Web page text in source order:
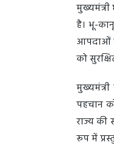
है। भू-
आपदाओं
को
पहचान
राज्य की
रूप में